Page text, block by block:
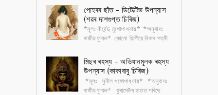
কা মৌচম আয়া, আয়া মৌচম...পোহৰৰ ছাঁত - ডিটেক্টিভ উপন্যাস
(শৱৰ দাশগুপ্ত চিৰিজ)
*মূলঃ শীৰ্ষেন্দু মুখোপাধ্যায়* *অনুবাদঃ
ৰাজীৱ ফুকন* কোনো শিল্পীয়ে নিজৰ পত্নী
বেচিব পাৰিব জানো? কিন্তু পত্...মিছৰ ৰহস্য - অভিযানমূলক ৰহস্য
উপন্যাস (কাকাবাবু চিৰিজ)
*মূলঃ সুনীল গঙ্গোপাধ্যায়* *অনুবাদঃ
ৰাজীৱ ফুকন* খুৰাদেউৰ হাতত পৰিছে